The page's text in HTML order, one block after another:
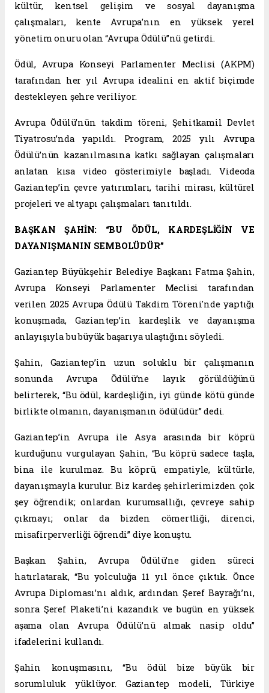
kültür, kentsel gelişim ve sosyal dayanışma
çalışmaları, kente Avrupa’nın en yüksek yerel
yönetim onuru olan “Avrupa Ödülü”nü getirdi.
Ödül, Avrupa Konseyi Parlamenter Meclisi (AKPM)
tarafından her yıl Avrupa idealini en aktif biçimde
destekleyen şehre veriliyor.
Avrupa Ödülü’nün takdim töreni, Şehitkamil Devlet
Tiyatrosu’nda yapıldı. Program, 2025 yılı Avrupa
Ödülü’nün kazanılmasına katkı sağlayan çalışmaları
anlatan kısa video gösterimiyle başladı. Videoda
Gaziantep’in çevre yatırımları, tarihi mirası, kültürel
projeleri ve altyapı çalışmaları tanıtıldı.
BAŞKAN ŞAHİN: “BU ÖDÜL, KARDEŞLİĞİN VE
DAYANIŞMANIN SEMBOLÜDÜR”
Gaziantep Büyükşehir Belediye Başkanı Fatma Şahin,
Avrupa Konseyi Parlamenter Meclisi tarafından
verilen 2025 Avrupa Ödülü Takdim Töreni'nde yaptığı
konuşmada, Gaziantep’in kardeşlik ve dayanışma
anlayışıyla bu büyük başarıya ulaştığını söyledi.
Şahin, Gaziantep’in uzun soluklu bir çalışmanın
sonunda Avrupa Ödülü’ne layık görüldüğünü
belirterek, “Bu ödül, kardeşliğin, iyi günde kötü günde
birlikte olmanın, dayanışmanın ödülüdür” dedi.
Gaziantep’in Avrupa ile Asya arasında bir köprü
kurduğunu vurgulayan Şahin, “Bu köprü sadece taşla,
bina ile kurulmaz. Bu köprü, empatiyle, kültürle,
dayanışmayla kurulur. Biz kardeş şehirlerimizden çok
şey öğrendik; onlardan kurumsallığı, çevreye sahip
çıkmayı; onlar da bizden cömertliği, direnci,
misafirperverliği öğrendi” diye konuştu.
Başkan Şahin, Avrupa Ödülü’ne giden süreci
hatırlatarak, “Bu yolculuğa 11 yıl önce çıktık. Önce
Avrupa Diploması’nı aldık, ardından Şeref Bayrağı’nı,
sonra Şeref Plaketi’ni kazandık ve bugün en yüksek
aşama olan Avrupa Ödülü’nü almak nasip oldu”
ifadelerini kullandı.
Şahin konuşmasını, “Bu ödül bize büyük bir
sorumluluk yüklüyor. Gaziantep modeli, Türkiye